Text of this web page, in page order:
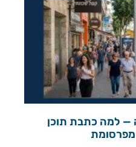
— למה כתבת תוכן
מפרסומת